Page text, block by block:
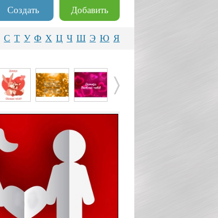
Добавить
Создать
С Т У Ф Х Ц Ч Ш Э Ю Я